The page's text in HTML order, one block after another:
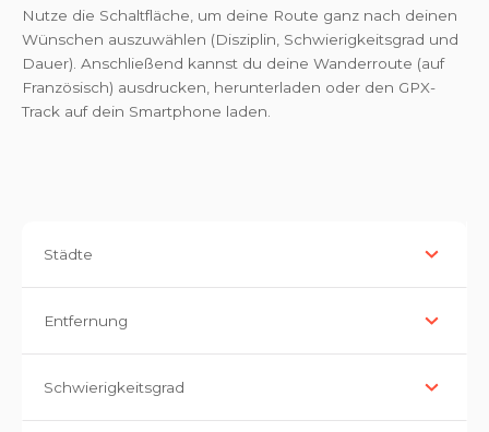
Nutze die Schaltfläche, um deine Route ganz nach deinen
Wünschen auszuwählen (Disziplin, Schwierigkeitsgrad und
Dauer). Anschließend kannst du deine Wanderroute (auf
Französisch) ausdrucken, herunterladen oder den GPX-
Track auf dein Smartphone laden.
Städte
Entfernung
Schwierigkeitsgrad